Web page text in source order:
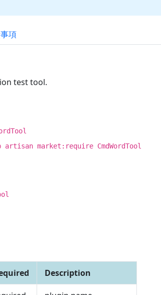
項
test tool.
artisan market:require CmdWordTool
Description